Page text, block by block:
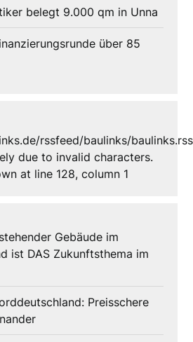
belegt 9.000 qm in Unna
über 85
rssfeed/baulinks/baulinks.rss
due to invalid characters.
at line 128, column 1
Gebäude im
ist DAS Zukunftsthema im
Preisschere